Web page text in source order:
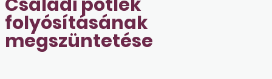
folyósításának
megszüntetése